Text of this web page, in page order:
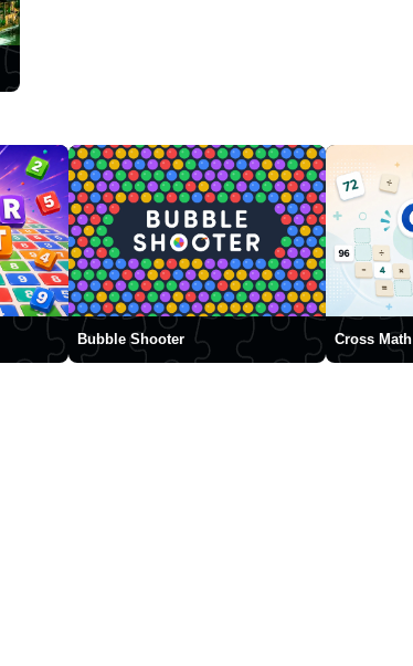
Bubble Shooter Cross Math